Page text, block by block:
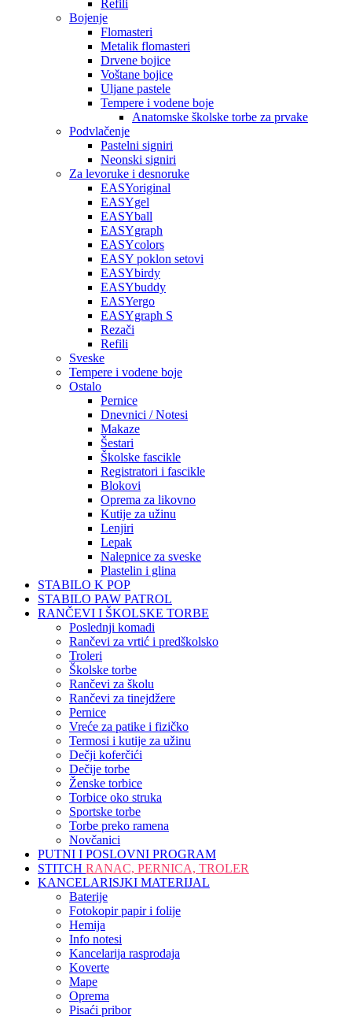
Refili
Bojenje
Flomasteri
Metalik flomasteri
Drvene bojice
Voštane bojice
Uljane pastele
Tempere i vodene boje
Anatomske školske torbe za prvake
Podvlačenje
Pastelni signiri
Neonski signiri
Za levoruke i desnoruke
EASYoriginal
EASYgel
EASYball
EASYgraph
EASYcolors
EASY poklon setovi
EASYbirdy
EASYbuddy
EASYergo
EASYgraph S
Rezači
Refili
Sveske
Tempere i vodene boje
Ostalo
Pernice
Dnevnici / Notesi
Makaze
Šestari
Školske fascikle
Registratori i fascikle
Blokovi
Oprema za likovno
Kutije za užinu
Lenjiri
Lepak
Nalepnice za sveske
Plastelin i glina
STABILO K POP
STABILO PAW PATROL
RANČEVI I ŠKOLSKE TORBE
Poslednji komadi
Rančevi za vrtić i predškolsko
Troleri
Školske torbe
Rančevi za školu
Rančevi za tinejdžere
Pernice
Vreće za patike i fizičko
Termosi i kutije za užinu
Dečji koferčići
Dečije torbe
Ženske torbice
Torbice oko struka
Sportske torbe
Torbe preko ramena
Novčanici
PUTNI I POSLOVNI PROGRAM
STITCH RANAC, PERNICA, TROLER
KANCELARISJKI MATERIJAL
Baterije
Fotokopir papir i folije
Hemija
Info notesi
Kancelarija rasprodaja
Koverte
Mape
Oprema
Pisaći pribor